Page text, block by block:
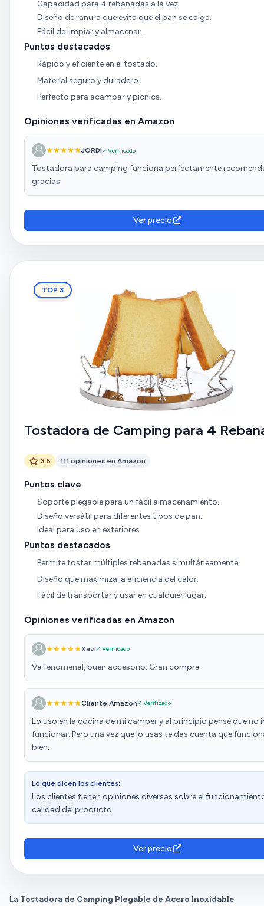
Capacidad para 4 rebanadas a la vez.
Diseño de ranura que evita que el pan se caiga.
Fácil de limpiar y almacenar.
Puntos destacados
Rápido y eficiente en el tostado.
Material seguro y duradero.
Perfecto para acampar y picnics.
Opiniones verificadas en Amazon
JORDI✓ Verificado
Tostadora para camping funciona perfectamente
gracias.
Ver precio
TOP 3
Tostadora de Camping para 4
3.5 111 opiniones en Amazon
Puntos clave
Soporte plegable para un fácil almacenamiento.
Diseño versátil para diferentes tipos de pan.
Ideal para uso en exteriores.
Puntos destacados
Permite tostar múltiples rebanadas simultáneamente.
Diseño que maximiza la eficiencia del calor.
Fácil de transportar y usar en cualquier lugar.
Opiniones verificadas en Amazon
Xavi✓ Verificado
Va fenomenal, buen accesorio. Gran compra
Cliente Amazon✓ Verificado
Lo uso en la cocina de mi camper y al principio pensé que no
funcionar. Pero una vez que lo usas te das cuenta que
bien.
Lo que dicen los clientes:
Los clientes tienen opiniones diversas sobre el
calidad del producto.
Ver precio
La Tostadora de Camping Plegable de Acero Inoxidable